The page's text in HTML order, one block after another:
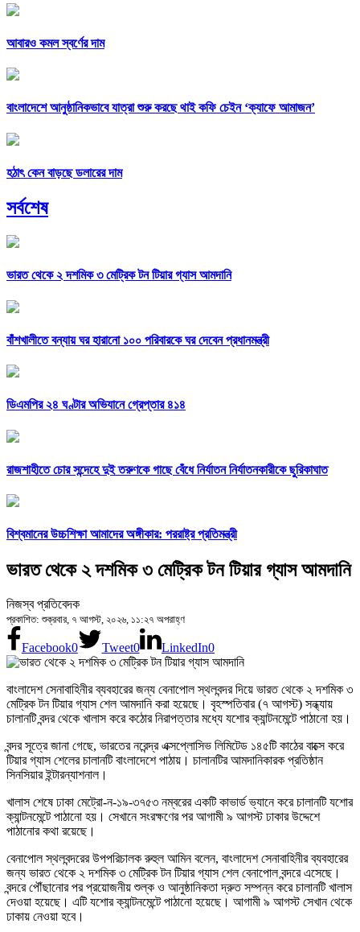
আবারও কমল স্বর্ণের দাম
বাংলাদেশে আনুষ্ঠানিকভাবে যাত্রা শুরু করছে থাই কফি চেইন ‘ক্যাফে আমাজন’
হঠাৎ কেন বাড়ছে ডলারের দাম
সর্বশেষ
ভারত থেকে ২ দশমিক ৩ মেট্রিক টন টিয়ার গ্যাস আমদানি
বাঁশখালীতে বন্যায় ঘর হারানো ১০০ পরিবারকে ঘর দেবেন প্রধানমন্ত্রী
ডিএমপির ২৪ ঘণ্টার অভিযানে গ্রেপ্তার ৪১৪
রাজশাহীতে চোর সন্দেহে দুই তরুণকে গাছে বেঁধে নির্যাতন নির্যাতনকারীকে ছুরিকাঘাত
বিশ্বমানের উচ্চশিক্ষা আমাদের অঙ্গীকার: পররাষ্ট্র প্রতিমন্ত্রী
ভারত থেকে ২ দশমিক ৩ মেট্রিক টন টিয়ার গ্যাস আমদানি
নিজস্ব প্রতিবেদক
প্রকাশিত: শুক্রবার, ৭ আগস্ট, ২০২৬, ১১:২৭ অপরাহ্ণ
Facebook0 Tweet0 LinkedIn0
বাংলাদেশ সেনাবাহিনীর ব্যবহারের জন্য বেনাপোল স্থলবন্দর দিয়ে ভারত থেকে ২ দশমিক ৩
মেট্রিক টন টিয়ার গ্যাস শেল আমদানি করা হয়েছে। বৃহস্পতিবার (৭ আগস্ট) সন্ধ্যায়
চালানটি বন্দর থেকে খালাস করে কঠোর নিরাপত্তার মধ্যে যশোর ক্যান্টনমেন্টে পাঠানো হয়।
বন্দর সূত্রে জানা গেছে, ভারতের নরেন্দ্র এক্সপ্লোসিভ লিমিটেড ১৪৫টি কাঠের বাক্সে করে
টিয়ার গ্যাস শেলের চালানটি বাংলাদেশে পাঠায়। চালানটির আমদানিকারক প্রতিষ্ঠান
সিনসিয়ার ইন্টারন্যাশনাল।
খালাস শেষে ঢাকা মেট্রো-ন-১৯-৩৭৫৩ নম্বরের একটি কাভার্ড ভ্যানে করে চালানটি যশোর
ক্যান্টনমেন্টে পাঠানো হয়। সেখানে সংরক্ষণের পর আগামী ৯ আগস্ট ঢাকার উদ্দেশে
পাঠানোর কথা রয়েছে।
বেনাপোল স্থলবন্দরের উপপরিচালক রুহুল আমিন বলেন, বাংলাদেশ সেনাবাহিনীর ব্যবহারের
জন্য ভারত থেকে ২ দশমিক ৩ মেট্রিক টন টিয়ার গ্যাস শেল বেনাপোল বন্দরে এসেছে।
বন্দরে পৌঁছানোর পর প্রয়োজনীয় শুল্ক ও আনুষ্ঠানিকতা দ্রুত সম্পন্ন করে চালানটি খালাস
দেওয়া হয়েছে। এটি যশোর ক্যান্টনমেন্টে পাঠানো হয়েছে। আগামী ৯ আগস্ট সেখান থেকে
ঢাকায় নেওয়া হবে।